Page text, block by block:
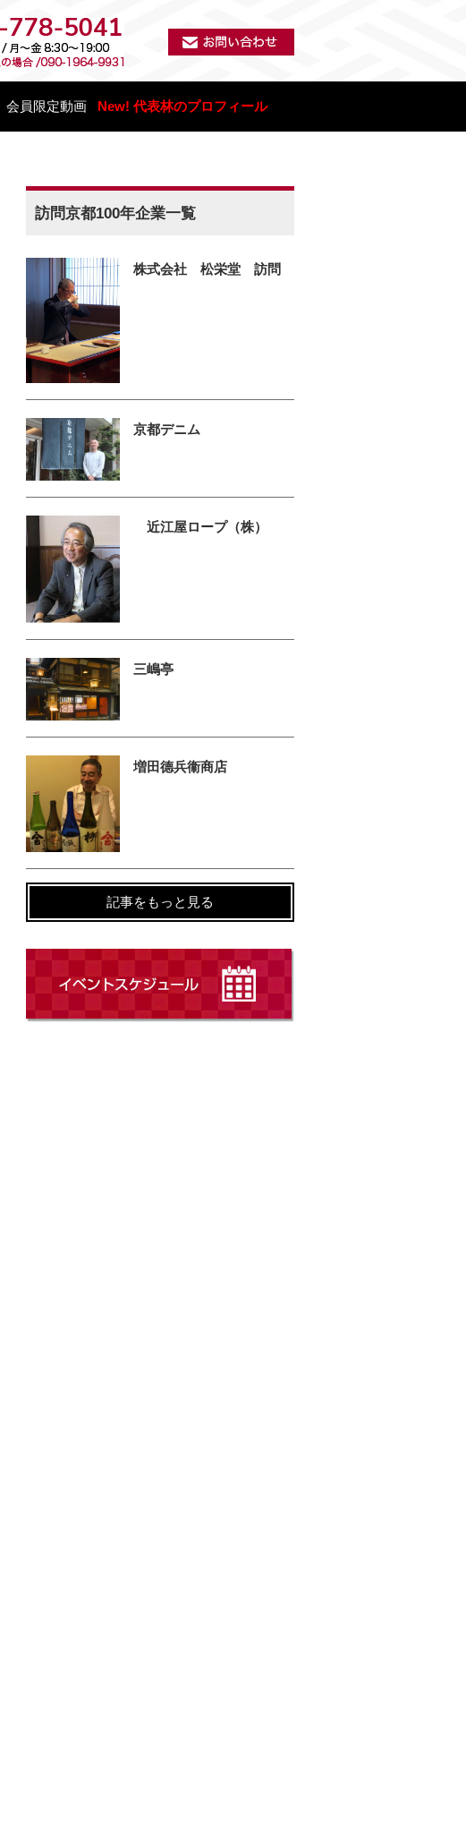
会員限定動画 New! 代表林のプロフィール
訪問京都100年企業一覧
株式会社 松栄堂 訪問
京都デニム
近江屋ロープ（株）
三嶋亭
増田德兵衞商店
記事をもっと見る